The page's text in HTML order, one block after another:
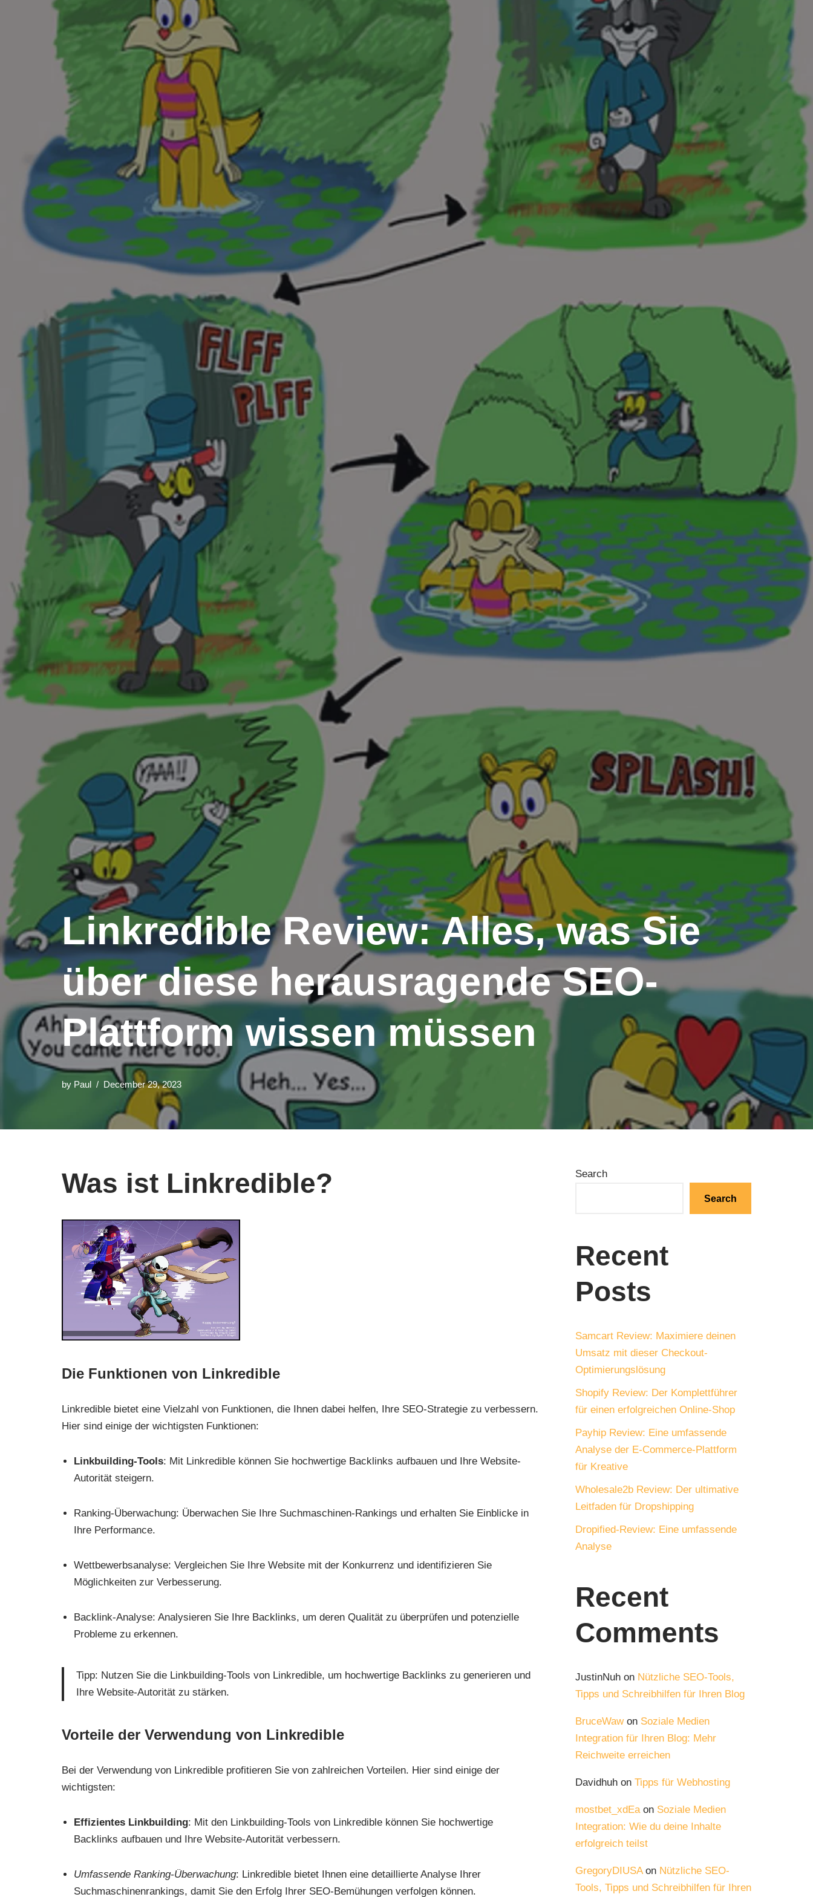
Linkredible Review: Alles, was Sie
über diese herausragende SEO-
Plattform wissen müssen
by Paul December 29, 2023
Was ist Linkredible?
Die Funktionen von Linkredible
Linkredible bietet eine Vielzahl von Funktionen, die Ihnen dabei helfen, Ihre SEO-Strategie zu verbessern.
Hier sind einige der wichtigsten Funktionen:
Linkbuilding-Tools: Mit Linkredible können Sie hochwertige Backlinks aufbauen und Ihre Website-
Autorität steigern.
Ranking-Überwachung: Überwachen Sie Ihre Suchmaschinen-Rankings und erhalten Sie Einblicke in
Ihre Performance.
Wettbewerbsanalyse: Vergleichen Sie Ihre Website mit der Konkurrenz und identifizieren Sie
Möglichkeiten zur Verbesserung.
Backlink-Analyse: Analysieren Sie Ihre Backlinks, um deren Qualität zu überprüfen und potenzielle
Probleme zu erkennen.
Tipp: Nutzen Sie die Linkbuilding-Tools von Linkredible, um hochwertige Backlinks zu generieren und
Ihre Website-Autorität zu stärken.
Vorteile der Verwendung von Linkredible
Bei der Verwendung von Linkredible profitieren Sie von zahlreichen Vorteilen. Hier sind einige der
wichtigsten:
Effizientes Linkbuilding: Mit den Linkbuilding-Tools von Linkredible können Sie hochwertige
Backlinks aufbauen und Ihre Website-Autorität verbessern.
Umfassende Ranking-Überwachung: Linkredible bietet Ihnen eine detaillierte Analyse Ihrer
Suchmaschinenrankings, damit Sie den Erfolg Ihrer SEO-Bemühungen verfolgen können.
Search
Search
Recent
Posts
Samcart Review: Maximiere deinen
Umsatz mit dieser Checkout-
Optimierungslösung
Shopify Review: Der Komplettführer
für einen erfolgreichen Online-Shop
Payhip Review: Eine umfassende
Analyse der E-Commerce-Plattform
für Kreative
Wholesale2b Review: Der ultimative
Leitfaden für Dropshipping
Dropified-Review: Eine umfassende
Analyse
Recent
Comments
JustinNuh on Nützliche SEO-Tools,
Tipps und Schreibhilfen für Ihren Blog
BruceWawon Soziale Medien
Integration für Ihren Blog: Mehr
Reichweite erreichen
Davidhuh on Tipps für Webhosting
mostbet_xdEaon Soziale Medien
Integration: Wie du deine Inhalte
erfolgreich teilst
GregoryDIUSAon Nützliche SEO-
Tools, Tipps und Schreibhilfen für Ihren